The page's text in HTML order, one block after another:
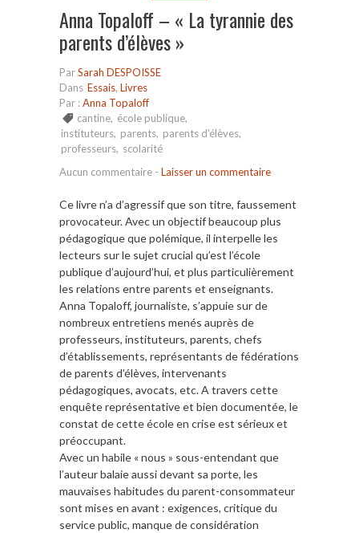
Anna Topaloff – « La tyrannie des
parents d’élèves »
ParSarah DESPOISSE
Dans Essais, Livres
Par :Anna Topaloff
cantine, école publique,
instituteurs, parents, parents d'élèves,
professeurs, scolarité
Aucun commentaire - Laisser un commentaire
Ce livre n’a d’agressif que son titre, faussement
provocateur. Avec un objectif beaucoup plus
pédagogique que polémique, il interpelle les
lecteurs sur le sujet crucial qu’est l’école
publique d’aujourd’hui, et plus particulièrement
les relations entre parents et enseignants.
Anna Topaloff, journaliste, s’appuie sur de
nombreux entretiens menés auprès de
professeurs, instituteurs, parents, chefs
d’établissements, représentants de fédérations
de parents d’élèves, intervenants
pédagogiques, avocats, etc. A travers cette
enquête représentative et bien documentée, le
constat de cette école en crise est sérieux et
préoccupant.
Avec un habile « nous » sous-entendant que
l’auteur balaie aussi devant sa porte, les
mauvaises habitudes du parent-consommateur
sont mises en avant : exigences, critique du
service public, manque de considération